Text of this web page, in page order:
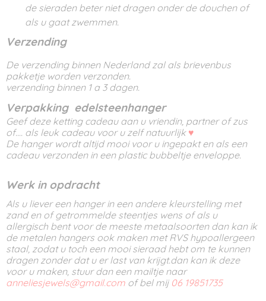
de sieraden beter niet dragen onder de douchen of
als u gaat zwemmen.
Verzending
De verzending binnen Nederland zal als brievenbus
pakketje worden verzonden.
verzending binnen 1 a 3 dagen.
Verpakking edelsteenhanger
Geef deze ketting cadeau aan u vriendin, partner of zus
of.... als leuk cadeau voor u zelf natuurlijk ♥
De hanger wordt altijd mooi voor u ingepakt en als een
cadeau verzonden in een plastic bubbeltje enveloppe.
Werk in opdracht
Als u liever een hanger in een andere kleurstelling met
zand en of getrommelde steentjes wens of als u
allergisch bent voor de meeste metaalsoorten dan kan ik
de metalen hangers ook maken met RVS hypoallergeen
staal, zodat u toch een mooi sieraad hebt om te kunnen
dragen zonder dat u er last van krijgt.dan kan ik deze
voor u maken, stuur dan een mailtje naar
anneliesjewels@gmail.com of bel mij 06 19851735